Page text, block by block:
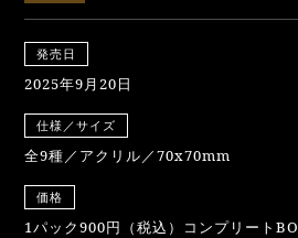
発売日
2025年9月20日
仕様／サイズ
全9種／アクリル／70x70mm
価格
1パック900円（税込）コンプリート